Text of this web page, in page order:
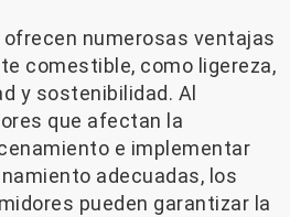
ofrecen numerosas ventajas
comestible, como ligereza,
y sostenibilidad. Al
que afectan la
e implementar
adecuadas, los
pueden garantizar la